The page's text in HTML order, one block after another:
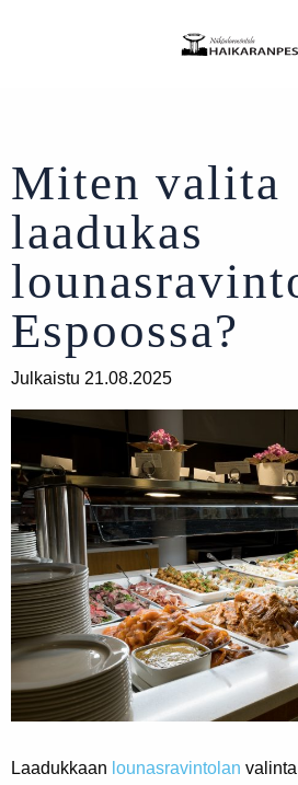
Miten valita
laadukas
Espoossa?
Julkaistu 21.08.2025
Laadukkaan lounasravintolan